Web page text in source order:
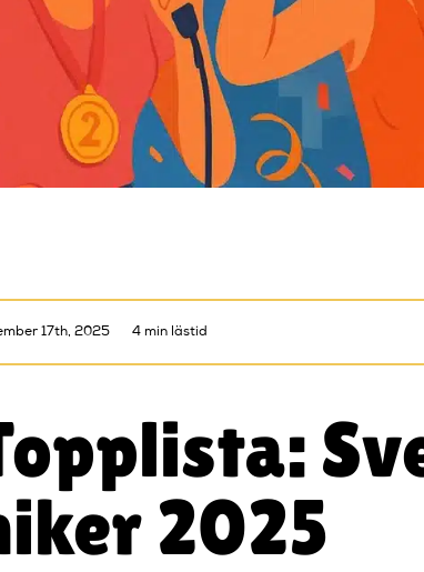
17th, 2025 4 min lästid
2025